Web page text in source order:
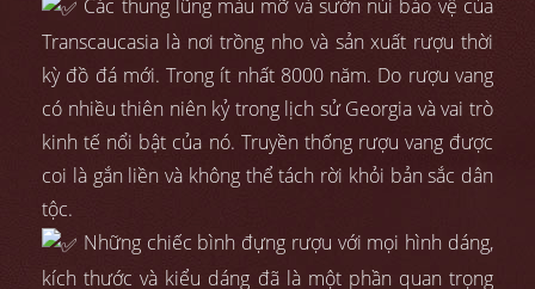
Các thung lũng màu mỡ và sườn núi bảo vệ của
Transcaucasia là nơi trồng nho và sản xuất rượu thời
kỳ đồ đá mới. Trong ít nhất 8000 năm. Do rượu vang
có nhiều thiên niên kỷ trong lịch sử Georgia và vai trò
kinh tế nổi bật của nó. Truyền thống rượu vang được
coi là gắn liền và không thể tách rời khỏi bản sắc dân
tộc.
Những chiếc bình đựng rượu với mọi hình dáng,
kích thước và kiểu dáng đã là một phần quan trọng